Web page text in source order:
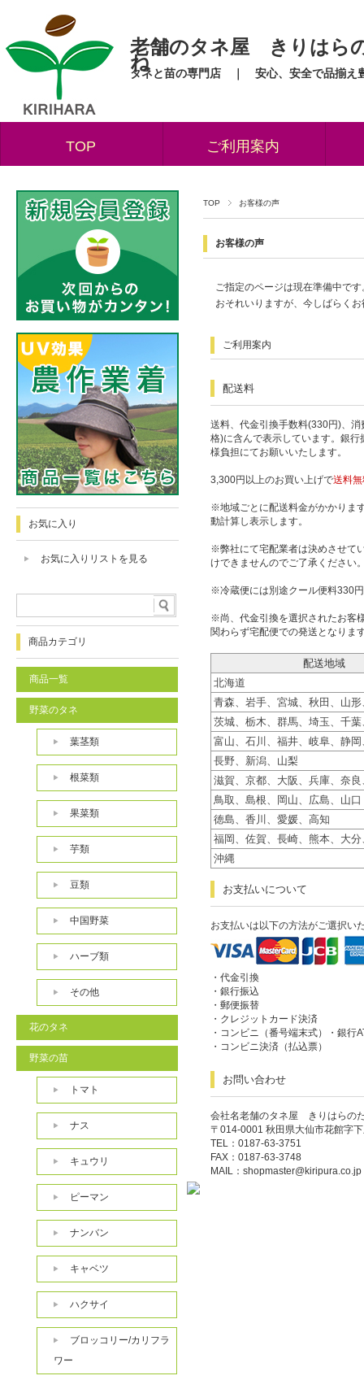
老舗のタネ屋 きりはら
ね
タネと苗の専門店 ｜ 安心、安全で品揃え
TOP ご利用案内
TOP お客様の声
お客様の声
ご指定のページは現在準備中です
おそれいりますが、今しばらく
ご利用案内
配送料
送料、代金引換手数料(330円)、
格)に含んで表示しています。銀
様負担にてお願いいたします。
3,300円以上のお買い上げで送料
※地域ごとに配送料金がかかりま
動計算し表示します。
※弊社にて宅配業者は決めさせて
けできませんのでご了承ください
※冷蔵便には別途クール便料330
※尚、代金引換を選択されたお客
関わらず宅配便での発送となりま
配送地域
北海道
青森、岩手、宮城、秋田、山形
茨城、栃木、群馬、埼玉、千
富山、石川、福井、岐阜、静
長野、新潟、山梨
滋賀、京都、大阪、兵庫、奈
鳥取、島根、岡山、広島、山口
徳島、香川、愛媛、高知
福岡、佐賀、長崎、熊本、大
沖縄
お支払いについて
お支払いは以下の方法がご選択い
・代金引換
・銀行振込
・郵便振替
・クレジットカード決済
・コンビニ（番号端末式）・銀行
・コンビニ決済（払込票）
お問い合わせ
会社名老舗のタネ屋 きりはらの
〒014-0001 秋田県大仙市花館字
TEL：0187-63-3751
FAX：0187-63-3748
MAIL： shopmaster@kiripura.co.jp
お気に入り
お気に入りリストを見る
商品カテゴリ
商品一覧
野菜のタネ
葉茎類
根菜類
果菜類
芋類
豆類
中国野菜
ハーブ類
その他
花のタネ
野菜の苗
トマト
ナス
キュウリ
ピーマン
ナンバン
キャベツ
ハクサイ
ブロッコリー/カリフラ
ワー